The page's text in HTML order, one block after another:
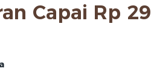
Capai Rp 29